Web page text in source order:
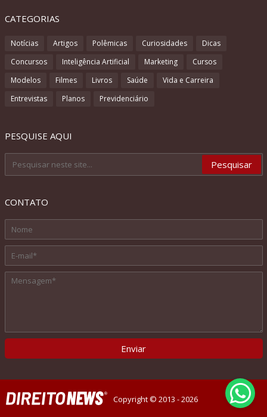
CATEGORIAS
Notícias Artigos Polêmicas Curiosidades
Dicas
Concursos
Inteligência Artificial Marketing
Cursos
Modelos
Filmes Livros Saúde
Vida e Carreira
Entrevistas
Planos Previdenciário
PESQUISE AQUI
CONTATO
Copyright © 2013 - 2026